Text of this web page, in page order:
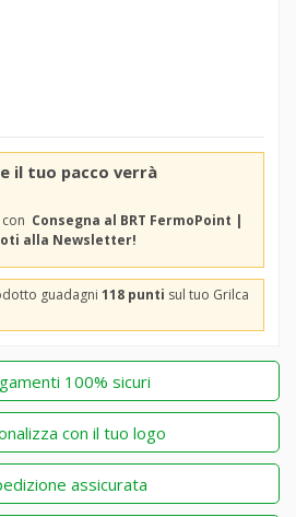
il tuo pacco verrà
con Consegna al BRT FermoPoint |
alla Newsletter!
guadagni 118 punti sul tuo Grilca
100% sicuri
con il tuo logo
assicurata